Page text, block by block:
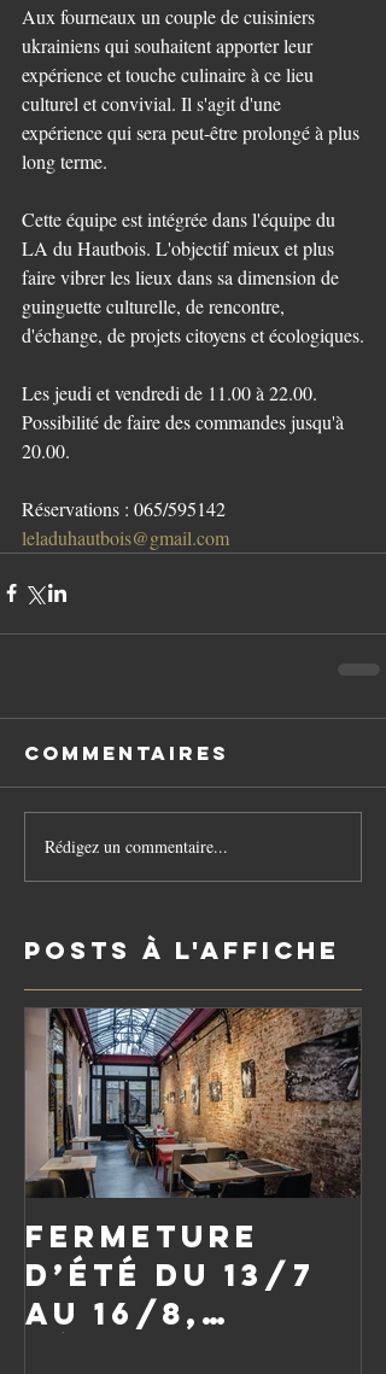
Aux fourneaux un couple de cuisiniers
ukrainiens qui souhaitent apporter leur
expérience et touche culinaire à ce lieu
culturel et convivial. Il s'agit d'une
expérience qui sera peut-être prolongé à plus
long terme.
Cette équipe est intégrée dans l'équipe du
LA du Hautbois. L'objectif mieux et plus
faire vibrer les lieux dans sa dimension de
guinguette culturelle, de rencontre,
d'échange, de projets citoyens et écologiques.
Les jeudi et vendredi de 11.00 à 22.00.
Possibilité de faire des commandes jusqu'à
20.00.
Réservations : 065/595142
leladuhautbois@gmail.com
Commentaires
Rédigez un commentaire...
Posts à l'affiche
Fermeture
d’été du 13/7
au 16/8,